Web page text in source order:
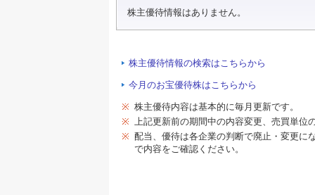
株主優待情報はありません。
株主優待情報の検索はこちらから
今月のお宝優待株はこちらから
※ 株主優待内容は基本的に毎月更新です。
※ 上記更新前の期間中の内容変更、売買単位
※ 配当、優待は各企業の判断で廃止・変更に
で内容をご確認ください。